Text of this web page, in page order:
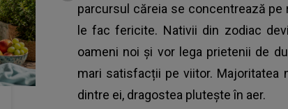
parcursul căreia se concentrează
le fac fericite. Nativii din zodiac
oameni noi și vor lega prietenii de
mari satisfacții pe viitor. Majoritatea
dintre ei, dragostea plutește în aer.